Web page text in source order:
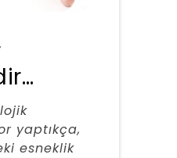
yaptıkça,
esneklik